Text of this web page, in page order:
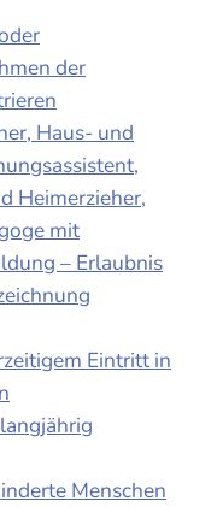
der
Haus- und
Heimerzieher,
mit
– Erlaubnis
Eintritt in
Menschen